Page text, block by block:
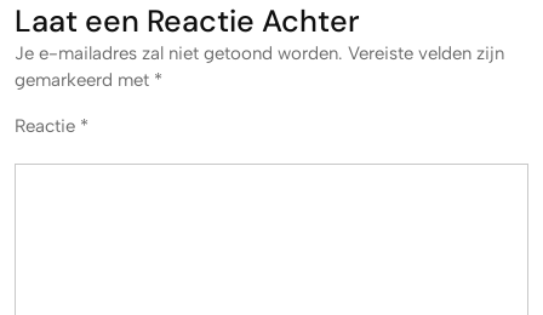
Laat een Reactie Achter
Je e-mailadres zal niet getoond worden. Vereiste velden zijn
gemarkeerd met *
Reactie *